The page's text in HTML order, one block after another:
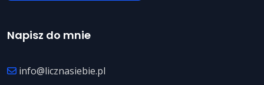
Napisz do mnie
info@licznasiebie.pl